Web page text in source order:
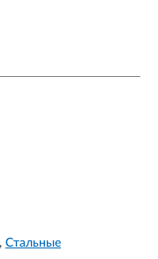
Стальные